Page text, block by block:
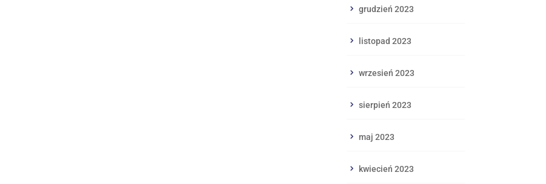
grudzień 2023
listopad 2023
wrzesień 2023
sierpień 2023
maj 2023
kwiecień 2023